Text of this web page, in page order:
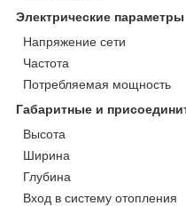
Электрические параметры
Напряжение сети
Частота
Потребляемая мощность
Габаритные и
Высота
Ширина
Глубина
Вход в систему отопления